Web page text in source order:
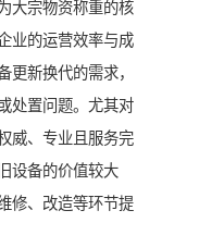
大宗物资称重的核
业的运营效率与成
更新换代的需求，
处置问题。尤其对
威、专业且服务完
设备的价值较大
修、改造等环节提